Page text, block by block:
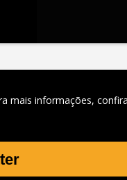
mais informações,